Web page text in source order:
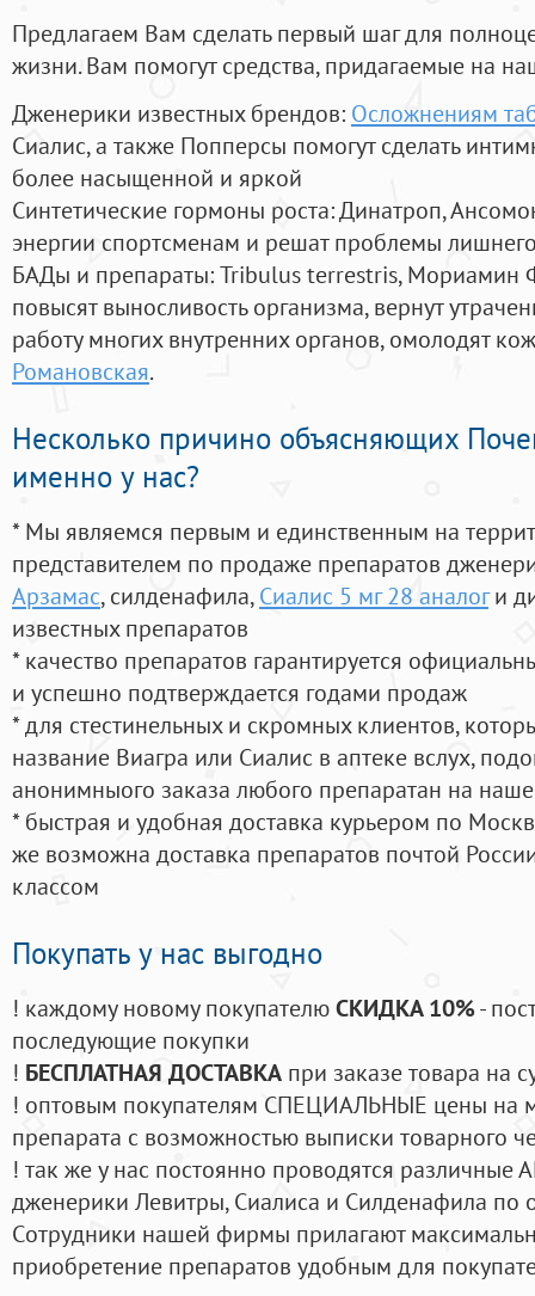
Предлагаем Вам сделать первый шаг для
жизни. Вам помогут средства, придагаемые на
Дженерики известных брендов: Осложнениям
Сиалис, а также Попперсы помогут сделать
более насыщенной и яркой
Синтетические гормоны роста: Динатроп,
энергии спортсменам и решат проблемы
БАДы и препараты:Tribulus terrestris, Мориамин
повысят выносливость организма, вернут
работу многих внутренних органов, омолодят
Романовская.
Несколько причино объясняющих
именно у нас?
* Мы являемся первым и единственным на
представителем по продаже препаратов
Арзамас, силденафила, Сиалис 5 мг 28 аналоги
известных препаратов
* качество препаратов гарантируется
и успешно подтверждается годами продаж
* для стестинельных и скромных клиентов,
название Виагра или Сиалис в аптеке вслух,
анонимныого заказа любого препаратан на
* быстрая и удобная доставка курьером по
же возможна доставка препаратов почтой
классом
Покупать у нас выгодно
! каждому новому покупателюСКИДКА 10%-
последующие покупки
! БЕСПЛАТНАЯ ДОСТАВКА при заказе товара на
! оптовым покупателям СПЕЦИАЛЬНЫЕ цены на
препарата с возможностью выписки товарного
! так же у нас постоянно проводятся
дженерики Левитры, Сиалиса и Силденафила по
Cотрудники нашей фирмы прилагают
приобретение препаратов удобным для